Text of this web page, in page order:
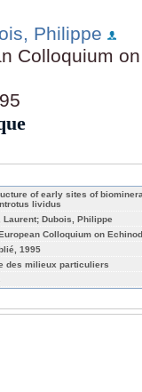
Philippe
Colloquium
of early sites of
lividus
Laurent; Dubois, Philippe
Colloquium on
1995
des milieux particuliers